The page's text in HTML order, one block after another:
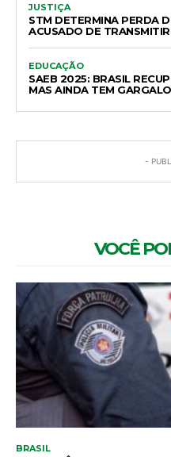
JUSTIÇA
STM DETERMINA PERDA
ACUSADO DE
EDUCAÇÃO
SAEB 2025: BRASIL
MAS AINDA TEM
-
VOCÊ
BRASIL